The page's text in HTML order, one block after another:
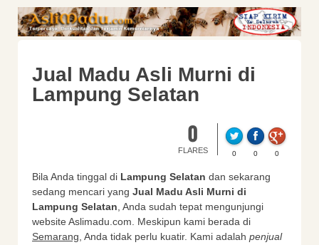
Jual Madu Asli Murni di
Lampung Selatan
0
FLARES 0 0 0
Bila Anda tinggal di Lampung Selatan dan sekarang
sedang mencari yang Jual Madu Asli Murni di
Lampung Selatan, Anda sudah tepat mengunjungi
website Aslimadu.com. Meskipun kami berada di
Semarang, Anda tidak perlu kuatir. Kami adalah penjual